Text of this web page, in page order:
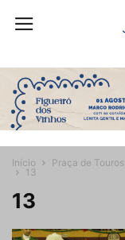
Início
Praça de
13
13